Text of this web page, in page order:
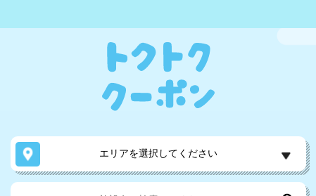
エリアを選択してください